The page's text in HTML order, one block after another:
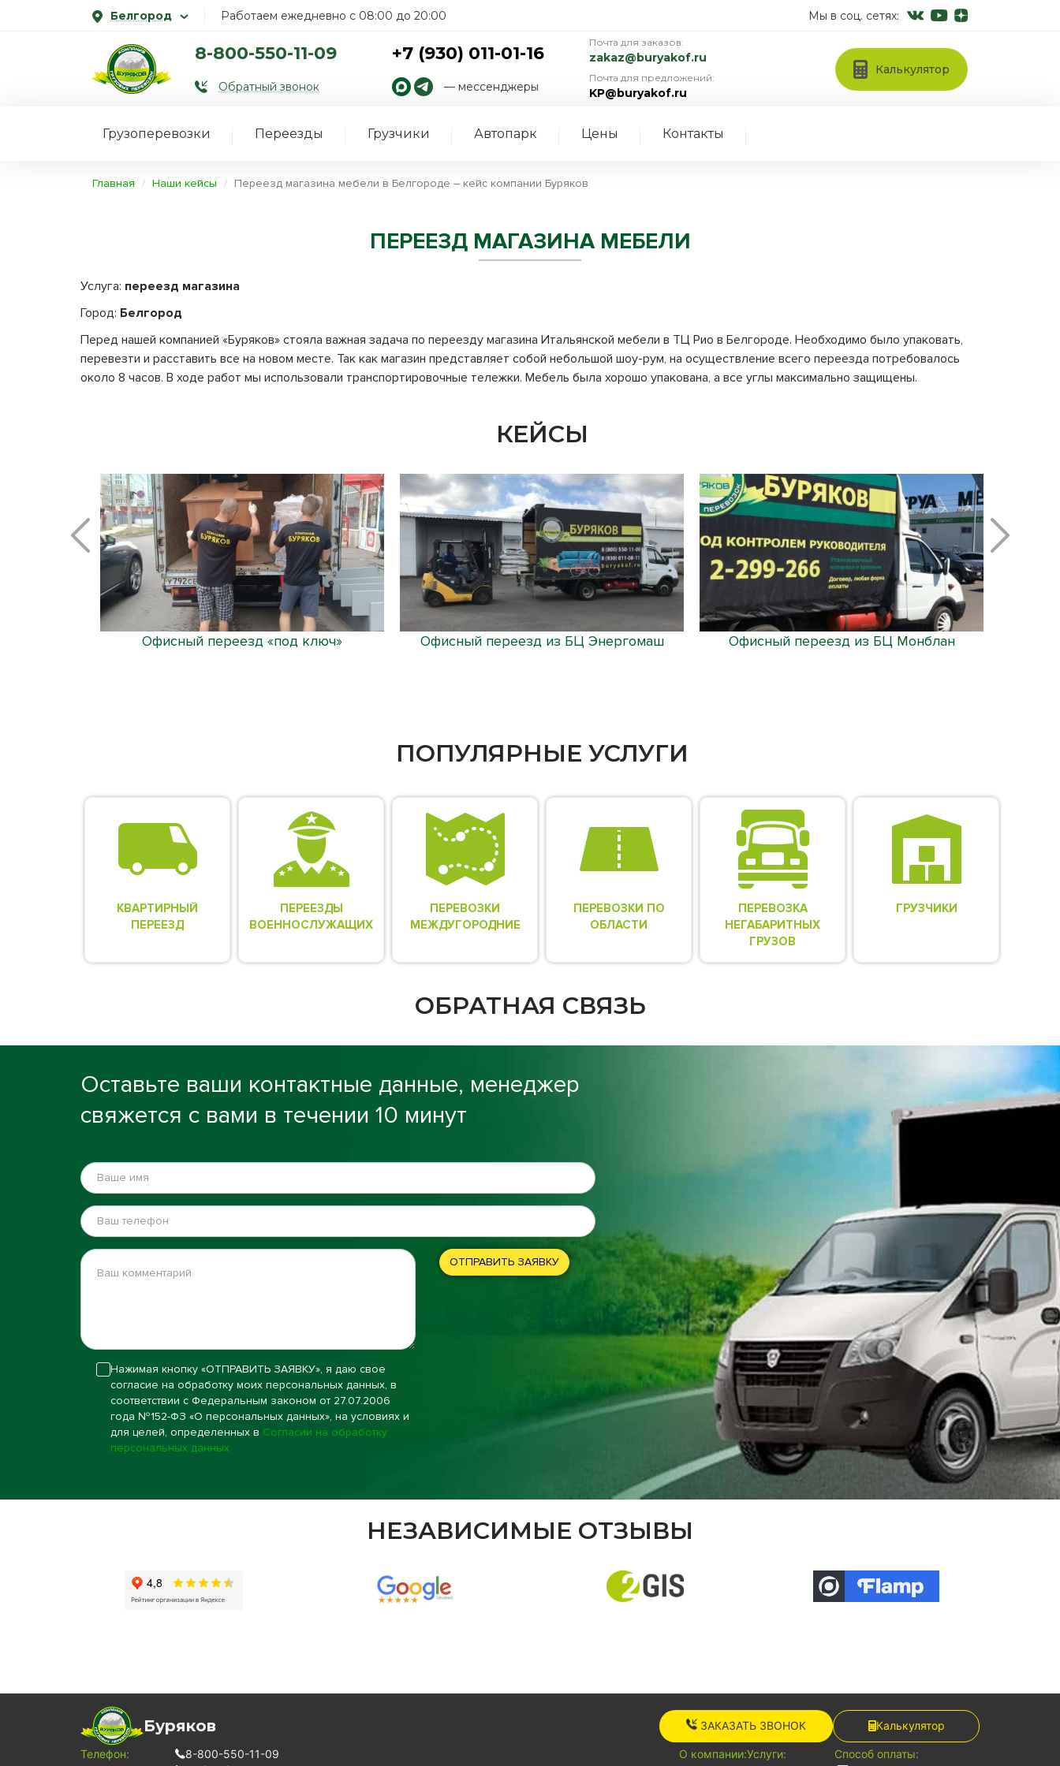
Белгород Работаем ежедневно с 08:00 до 20:00 Мы в соц. сетях:
8-800-550-11-09
Обратный звонок
+7 (930) 011-01-16
— мессенджеры
Почта для заказов:
zakaz@buryakof.ru
Почта для предложений:
KP@buryakof.ru
Калькулятор
Грузоперевозки Переезды Грузчики Автопарк Цены Контакты
Главная Наши кейсы Переезд магазина мебели в Белгороде – кейс компании Буряков
ПЕРЕЕЗД МАГАЗИНА МЕБЕЛИ
Услуга: переезд магазина
Город: Белгород
Перед нашей компанией «Буряков» стояла важная задача по переезду магазина Итальянской мебели в ТЦ Рио в Белгороде. Необходимо было упаковать,
перевезти и расставить все на новом месте. Так как магазин представляет собой небольшой шоу-рум, на осуществление всего переезда потребовалось
около 8 часов. В ходе работ мы использовали транспортировочные тележки. Мебель была хорошо упакована, а все углы максимально защищены.
КЕЙСЫ
Офисный переезд «под ключ» Офисный переезд из БЦ Энергомаш Офисный переезд из БЦ Монблан
ПОПУЛЯРНЫЕ УСЛУГИ
КВАРТИРНЫЙ
ПЕРЕЕЗД
ПЕРЕЕЗДЫ
ВОЕННОСЛУЖАЩИХ
ПЕРЕВОЗКИ
МЕЖДУГОРОДНИЕ
ПЕРЕВОЗКИ ПО
ОБЛАСТИ
ПЕРЕВОЗКА
НЕГАБАРИТНЫХ
ГРУЗОВ
ГРУЗЧИКИ
ОБРАТНАЯ СВЯЗЬ
Оставьте ваши контактные данные, менеджер
свяжется с вами в течении 10 минут
Нажимая кнопку «ОТПРАВИТЬ ЗАЯВКУ», я даю свое
согласие на обработку моих персональных данных, в
соответствии с Федеральным законом от 27.07.2006
года №152-ФЗ «О персональных данных», на условиях и
для целей, определенных в Согласии на обработку
персональных данных
ОТПРАВИТЬ ЗАЯВКУ
НЕЗАВИСИМЫЕ ОТЗЫВЫ
Буряков ЗАКАЗАТЬ ЗВОНОК Калькулятор
Телефон:
8-800-550-11-09
О компании:Услуги:
Способ оплаты: